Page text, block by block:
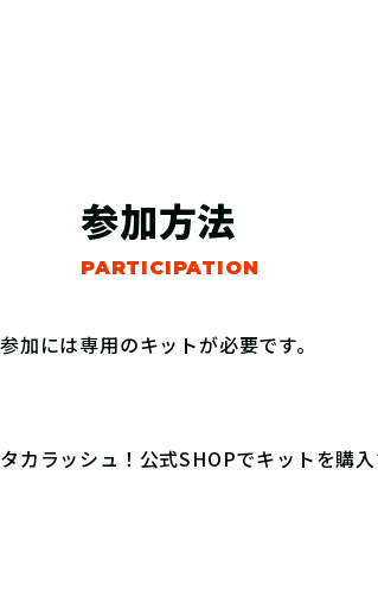
参加方法
参加には専用のキットが必要です。
タカラッシュ！公式SHOPでキットを購